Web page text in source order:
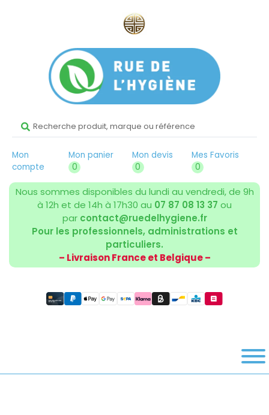
Mon
compte
Mon panier
0
Mon devis
0
Mes Favoris
0
Nous sommes disponibles du lundi au vendredi, de 9h
à 12h et de 14h à 17h30 au 07 87 08 13 37 ou
par contact@ruedelhygiene.fr
Pour les professionnels, administrations et
particuliers.
– Livraison France et Belgique –